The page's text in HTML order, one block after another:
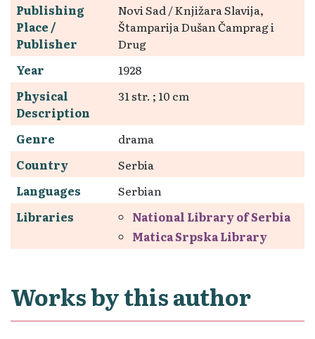
Publishing
Place /
Publisher
Novi Sad / Knjižara Slavija,
Štamparija Dušan Čamprag i
Drug
Year
1928
Physical
Description
31 str. ; 10 cm
Genre
drama
Country
Serbia
Languages
Serbian
Libraries
National Library of Serbia
Matica Srpska Library
Works by this author